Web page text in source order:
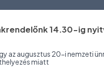
14.30-ig
az augusztus 20-i nemzeti
miatt